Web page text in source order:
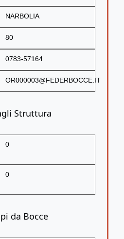
NARBOLIA
80
0783-57164
OR000003@FEDERBOCCE.IT
Struttura
0
0
da Bocce